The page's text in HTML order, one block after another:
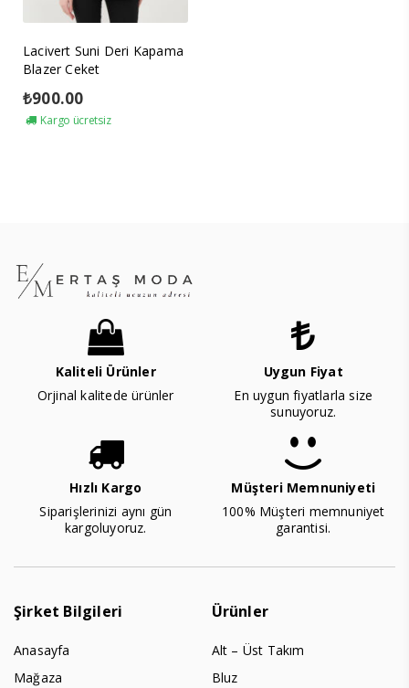
Lacivert Suni Deri Kapama
Blazer Ceket
₺900.00
Kargo ücretsiz
Kaliteli Ürünler
Orjinal kalitede ürünler
Uygun Fiyat
En uygun fiyatlarla size
sunuyoruz.
Hızlı Kargo
Siparişlerinizi aynı gün
kargoluyoruz.
Müşteri Memnuniyeti
100% Müşteri memnuniyet
garantisi.
Şirket Bilgileri
Anasayfa
Mağaza
Ürünler
Alt – Üst Takım
Bluz